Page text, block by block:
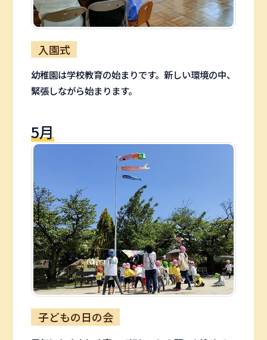
入園式
幼稚園は学校教育の始まりです。新しい環境の中、
緊張しながら始まります。
5月
子どもの日の会